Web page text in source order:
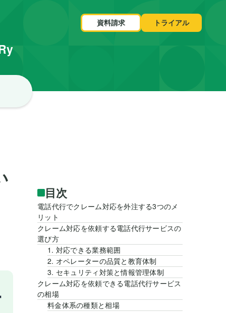
資料請求 トライアル
目次
電話代行でクレーム対応を外注する3つのメ
リット
クレーム対応を依頼する電話代行サービスの
選び方
1. 対応できる業務範囲
2. オペレーターの品質と教育体制
3. セキュリティ対策と情報管理体制
クレーム対応を依頼できる電話代行サービス
の相場
料金体系の種類と相場